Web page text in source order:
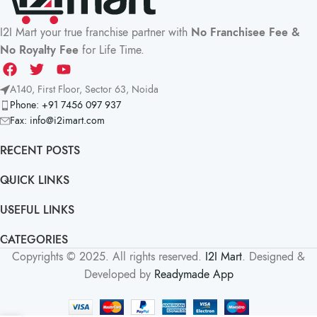
I2I Mart your true franchise partner with No Franchisee Fee &
No Royalty Fee for Life Time.
A140, First Floor, Sector 63, Noida
Phone: +91 7456 097 937
Fax: info@i2imart.com
RECENT POSTS
QUICK LINKS
USEFUL LINKS
CATEGORIES
Copyrights © 2025. All rights reserved. I2I Mart. Designed &
Developed by Readymade App